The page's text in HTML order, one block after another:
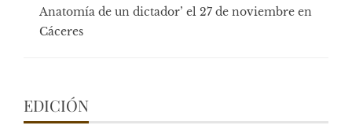
Anatomía de un dictador’ el 27 de noviembre en
Cáceres
EDICIÓN